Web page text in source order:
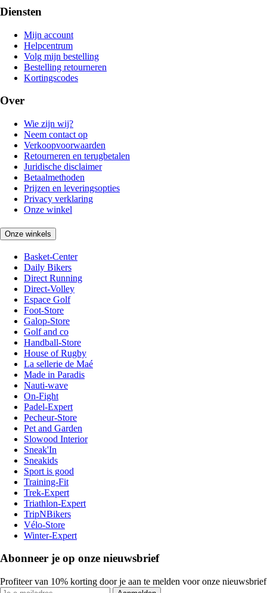
Diensten
Mijn account
Helpcentrum
Volg mijn bestelling
Bestelling retourneren
Kortingscodes
Over
Wie zijn wij?
Neem contact op
Verkoopvoorwaarden
Retourneren en terugbetalen
Juridische disclaimer
Betaalmethoden
Prijzen en leveringsopties
Privacy verklaring
Onze winkel
Onze winkels
Basket-Center
Daily Bikers
Direct Running
Direct-Volley
Espace Golf
Foot-Store
Galop-Store
Golf and co
Handball-Store
House of Rugby
La sellerie de Maé
Made in Paradis
Nauti-wave
On-Fight
Padel-Expert
Pecheur-Store
Pet and Garden
Slowood Interior
Sneak'In
Sneakids
Sport is good
Training-Fit
Trek-Expert
Triathlon-Expert
TripNBikers
Vélo-Store
Winter-Expert
Abonneer je op onze nieuwsbrief
Profiteer van 10% korting door je aan te melden voor onze nieuwsbrief